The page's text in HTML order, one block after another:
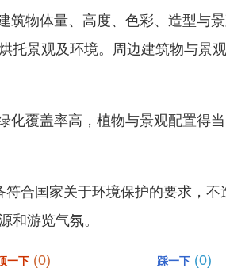
筑物体量、高度、色彩、造型与
托景观及环境。周边建筑物与景
化覆盖率高，植物与景观配置得
符合国家关于环境保护的要求，
和游览气氛。
一下 (0) 踩一下 (0)